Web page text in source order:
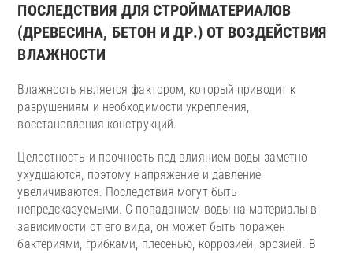
ПОСЛЕДСТВИЯ ДЛЯ СТРОЙМАТЕРИАЛОВ
(ДРЕВЕСИНА, БЕТОН И ДР.) ОТ ВОЗДЕЙСТВИЯ
ВЛАЖНОСТИ
Влажность является фактором, который приводит к
разрушениям и необходимости укрепления,
восстановления конструкций.
Целостность и прочность под влиянием воды заметно
ухудшаются, поэтому напряжение и давление
увеличиваются. Последствия могут быть
непредсказуемыми. С попаданием воды на материалы в
зависимости от его вида, он может быть поражен
бактериями, грибками, плесенью, коррозией, эрозией. В